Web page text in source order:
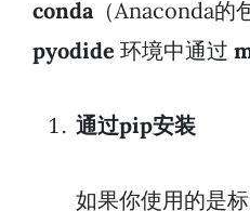
conda （Anaconda
pyodide 环境中通过
通过pip安装
如果你使用的是